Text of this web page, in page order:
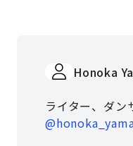
Honoka
ライター、ダン